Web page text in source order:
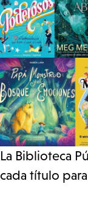
La Biblioteca
cada título